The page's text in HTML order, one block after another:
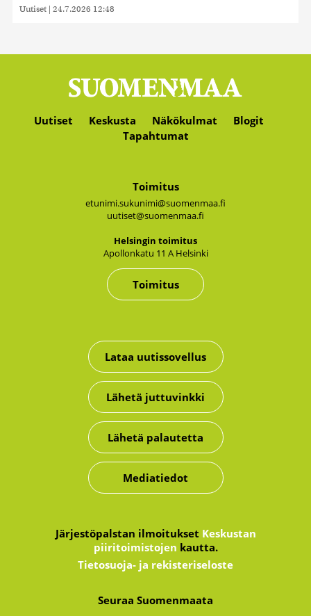
Uutiset | 24.7.2026 12:48
Uutiset Keskusta Näkökulmat
Blogit
Tapahtumat
Toimitus
etunimi.sukunimi@suomenmaa.fi
uutiset@suomenmaa.fi
Hel­sin­gin toi­mi­tus
Apol­lon­ka­tu 11 A Hel­sin­ki
Toimitus
Lataa uutissovellus
Lähetä juttuvinkki
Lähetä palautetta
Mediatiedot
Järjestöpalstan ilmoitukset Keskustan
piiritoimistojen kautta.
Tietosuoja- ja rekisteriseloste
Seuraa Suomenmaata